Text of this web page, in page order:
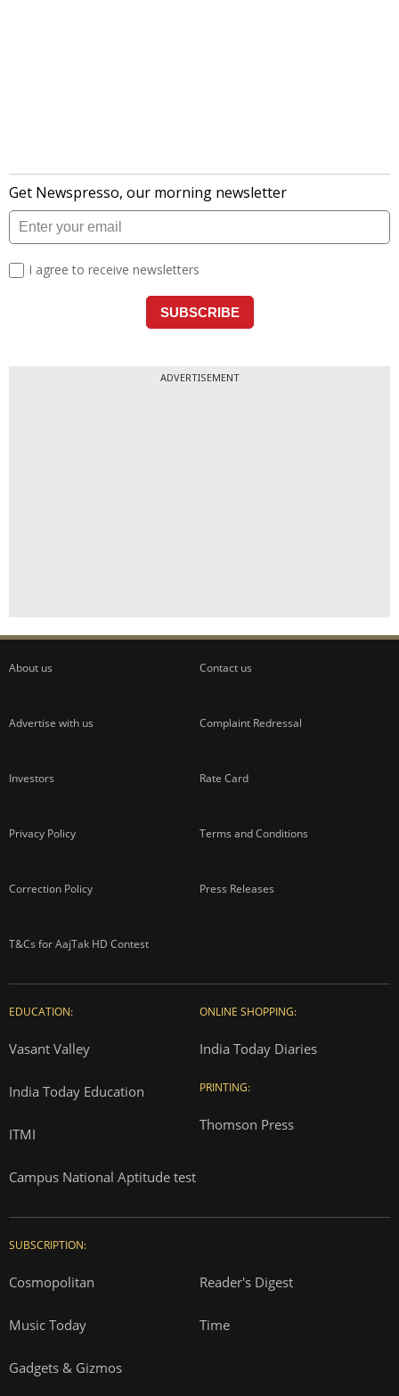
ADVERTISEMENT
About us Contact us
Advertise with us Complaint Redressal
Investors Rate Card
Privacy Policy Terms and Conditions
Correction Policy Press Releases
T&Cs for AajTak HD Contest
EDUCATION:
Vasant Valley
India Today Education
ITMI
Campus National Aptitude test
ONLINE SHOPPING:
India Today Diaries
PRINTING:
Thomson Press
SUBSCRIPTION:
Cosmopolitan Reader's Digest
Music Today Time
Gadgets & Gizmos